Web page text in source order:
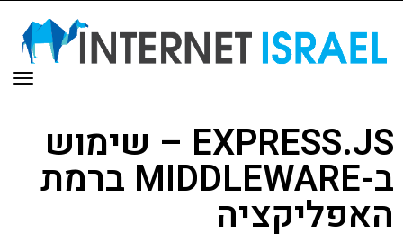
EXPRESS.JS – שימוש
ב-MIDDLEWARE ברמת
האפליקציה